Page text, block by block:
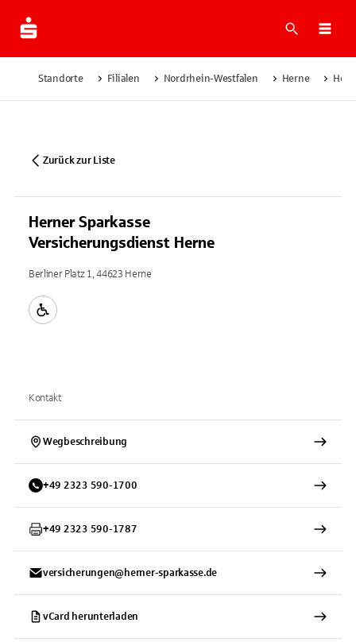
Suche
Standorte Filialen Nordrhein-Westfalen Herne
Zurück zur Liste
Herner Sparkasse
Versicherungsdienst Herne
Berliner Platz 1, 44623 Herne
Kontakt
Wegbeschreibung
+49 2323 590-1700
+49 2323 590-1787
versicherungen@herner-sparkasse.de
vCard herunterladen